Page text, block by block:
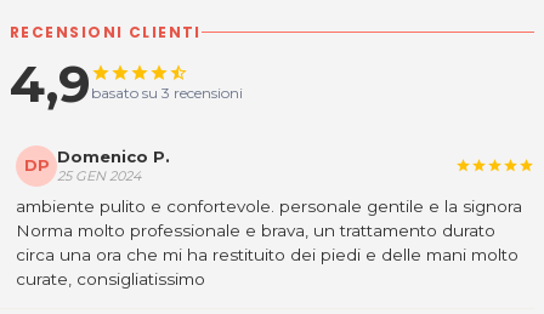
RECENSIONI CLIENTI
4,9starstarstarstarstar_half
basato su 3 recensioni
DP Domenico P.
25 GEN 2024
starstarstarstarstar
ambiente pulito e confortevole. personale gentile e la signora
Norma molto professionale e brava, un trattamento durato
circa una ora che mi ha restituito dei piedi e delle mani molto
curate, consigliatissimo